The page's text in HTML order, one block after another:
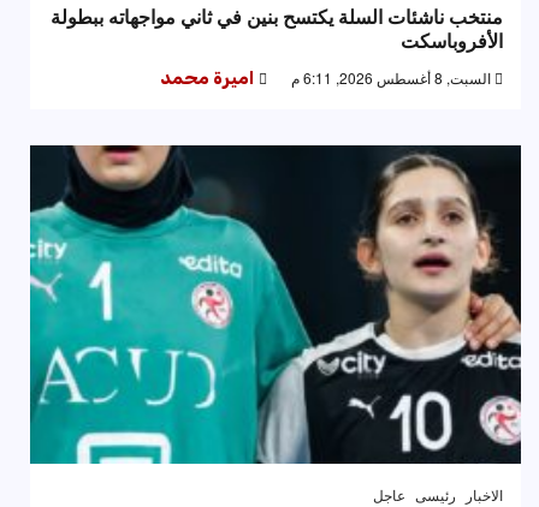
منتخب ناشئات السلة يكتسح بنين في ثاني مواجهاته ببطولة
الأفروباسكت
السبت, 8 أغسطس 2026, 6:11 م اميرة محمد
الاخبار رئيسى عاجل